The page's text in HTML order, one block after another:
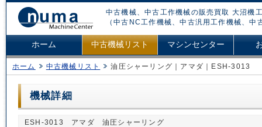
中古機械、中古工作機械の販売買取 大沼機
（中古NC工作機械、中古汎用工作機械、
ホーム 中古機械リスト マシンセンター
ホーム 中古機械リスト 油圧シャーリング｜アマダ｜ESH-3013
機械詳細
ESH-3013 アマダ 油圧シャーリング